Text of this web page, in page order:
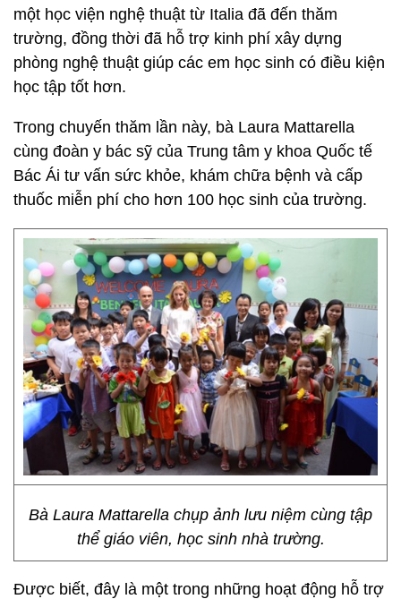
một học viện nghệ thuật từ Italia đã đến thăm
trường, đồng thời đã hỗ trợ kinh phí xây dựng
phòng nghệ thuật giúp các em học sinh có điều kiện
học tập tốt hơn.
Trong chuyến thăm lần này, bà Laura Mattarella
cùng đoàn y bác sỹ của Trung tâm y khoa Quốc tế
Bác Ái tư vấn sức khỏe, khám chữa bệnh và cấp
thuốc miễn phí cho hơn 100 học sinh của trường.
Bà Laura Mattarella chụp ảnh lưu niệm cùng tập
thể giáo viên, học sinh nhà trường.
Được biết, đây là một trong những hoạt động hỗ trợ